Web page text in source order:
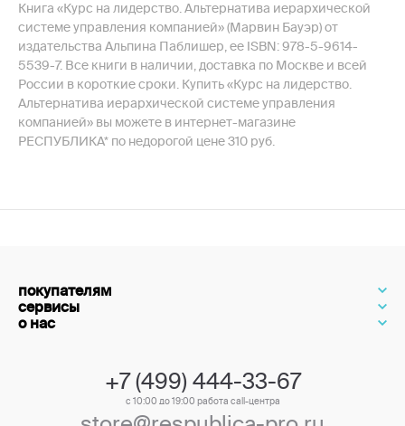
Книга «Курс на лидерство. Альтернатива иерархической
системе управления компанией» (Марвин Бауэр) от
издательства Альпина Паблишер, ее ISBN: 978-5-9614-
5539-7. Все книги в наличии, доставка по Москве и всей
России в короткие сроки. Купить «Курс на лидерство.
Альтернатива иерархической системе управления
компанией» вы можете в интернет-магазине
РЕСПУБЛИКА* по недорогой цене 310 руб.
покупателям
сервисы
о нас
+7 (499) 444-33-67
с 10:00 до 19:00 работа call-центра